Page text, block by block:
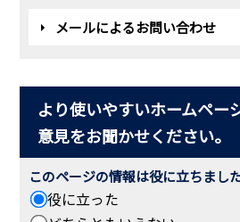
メールによるお問い合わせ
より使いやすいホームペー
意見をお聞かせください。
このページの情報は役に立ちまし
役に立った